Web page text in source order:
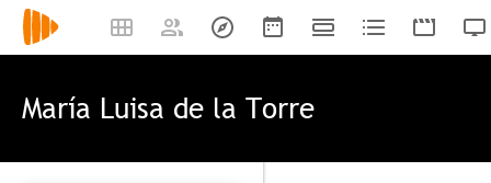
María Luisa de la Torre